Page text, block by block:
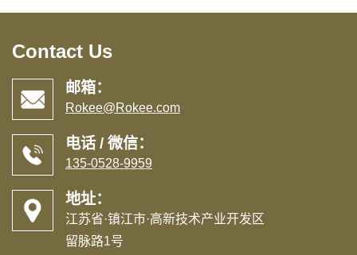
Contact Us
邮箱：
Rokee@Rokee.com
电话 / 微信：
135-0528-9959
地址：
江苏省·镇江市·高新技术产业开发区
留脉路1号